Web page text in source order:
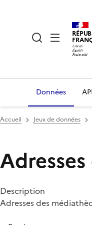
Données API
Accueil Jeux de données
Description
Adresses des